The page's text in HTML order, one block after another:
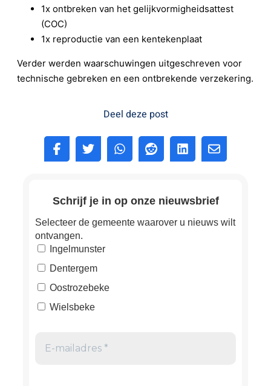
1x ontbreken van het gelijkvormigheidsattest
(COC)
1x reproductie van een kentekenplaat
Verder werden waarschuwingen uitgeschreven voor
technische gebreken en een ontbrekende verzekering.
Deel deze post
Schrijf je in op onze nieuwsbrief
Selecteer de gemeente waarover u nieuws wilt
ontvangen.
Ingelmunster
Dentergem
Oostrozebeke
Wielsbeke